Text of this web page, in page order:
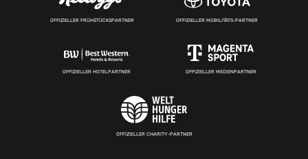
OFFIZIELLER FRÜHSTÜCKSPARTNER OFFIZIELLER MOBILITÄTS-PARTNER
OFFIZIELLER HOTELPARTNER OFFIZIELLER MEDIENPARTNER
OFFIZIELLER CHARITY-PARTNER